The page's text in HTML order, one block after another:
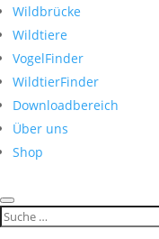
Wildbrücke
Wildtiere
VogelFinder
WildtierFinder
Downloadbereich
Über uns
Shop